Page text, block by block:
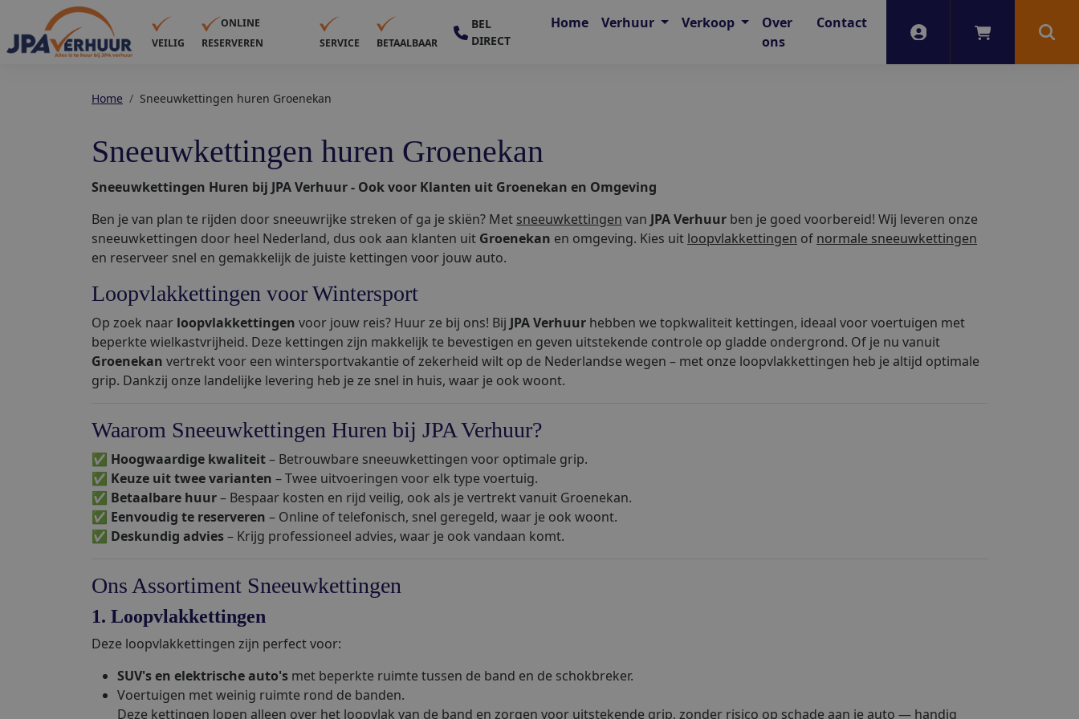
VEILIG
ONLINE
RESERVEREN
SERVICE BETAALBAAR
BEL
DIRECT
Account Winkelwagen
Home Verhuur Verkoop
Over
ons
Contact
Home Sneeuwkettingen huren Groenekan
Sneeuwkettingen huren Groenekan
Sneeuwkettingen Huren bij JPA Verhuur - Ook voor Klanten uit Groenekan en Omgeving
Ben je van plan te rijden door sneeuwrijke streken of ga je skiën? Met sneeuwkettingen van JPA Verhuur ben je goed voorbereid! Wij leveren onze
sneeuwkettingen door heel Nederland, dus ook aan klanten uit Groenekan en omgeving. Kies uit loopvlakkettingen of normale sneeuwkettingen
en reserveer snel en gemakkelijk de juiste kettingen voor jouw auto.
Loopvlakkettingen voor Wintersport
Op zoek naar loopvlakkettingen voor jouw reis? Huur ze bij ons! Bij JPA Verhuur hebben we topkwaliteit kettingen, ideaal voor voertuigen met
beperkte wielkastvrijheid. Deze kettingen zijn makkelijk te bevestigen en geven uitstekende controle op gladde ondergrond. Of je nu vanuit
Groenekan vertrekt voor een wintersportvakantie of zekerheid wilt op de Nederlandse wegen – met onze loopvlakkettingen heb je altijd optimale
grip. Dankzij onze landelijke levering heb je ze snel in huis, waar je ook woont.
Waarom Sneeuwkettingen Huren bij JPA Verhuur?
✅ Hoogwaardige kwaliteit– Betrouwbare sneeuwkettingen voor optimale grip.
✅ Keuze uit twee varianten – Twee uitvoeringen voor elk type voertuig.
✅ Betaalbare huur– Bespaar kosten en rijd veilig, ook als je vertrekt vanuit Groenekan.
✅ Eenvoudig te reserveren – Online of telefonisch, snel geregeld, waar je ook woont.
✅ Deskundig advies– Krijg professioneel advies, waar je ook vandaan komt.
Ons Assortiment Sneeuwkettingen
1. Loopvlakkettingen
Deze loopvlakkettingen zijn perfect voor:
SUV's en elektrische auto's met beperkte ruimte tussen de band en de schokbreker.
Voertuigen met weinig ruimte rond de banden.
Deze kettingen lopen alleen over het loopvlak van de band en zorgen voor uitstekende grip, zonder risico op schade aan je auto — handig